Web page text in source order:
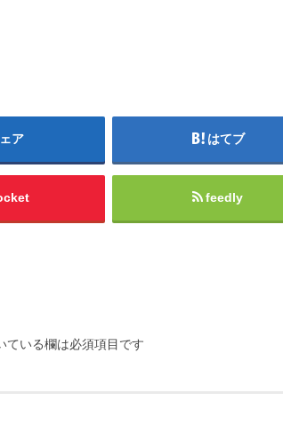
ア はてブ
feedly
ている欄は必須項目です